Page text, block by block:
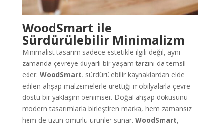
WoodSmart ile
Sürdürülebilir Minimalizm
Minimalist tasarım sadece estetikle ilgili değil, aynı
zamanda çevreye duyarlı bir yaşam tarzını da temsil
eder. WoodSmart, sürdürülebilir kaynaklardan elde
edilen ahşap malzemelerle ürettiği mobilyalarla çevre
dostu bir yaklaşım benimser. Doğal ahşap dokusunu
modern tasarımlarla birleştiren marka, hem zamansız
hem de uzun ömürlü ürünler sunar. WoodSmart,